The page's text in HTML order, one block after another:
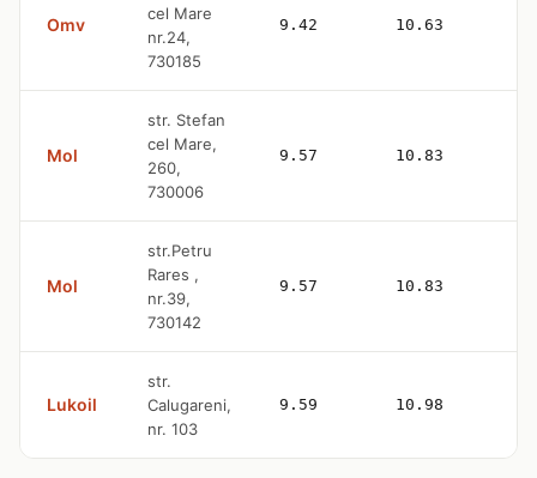
Omv
cel Mare
nr.24,
730185
9.42 10.63
Mol
str. Stefan
cel Mare,
260,
730006
9.57 10.83
Mol
str.Petru
Rares ,
nr.39,
730142
9.57 10.83
Lukoil
str.
Calugareni,
nr. 103
9.59 10.98